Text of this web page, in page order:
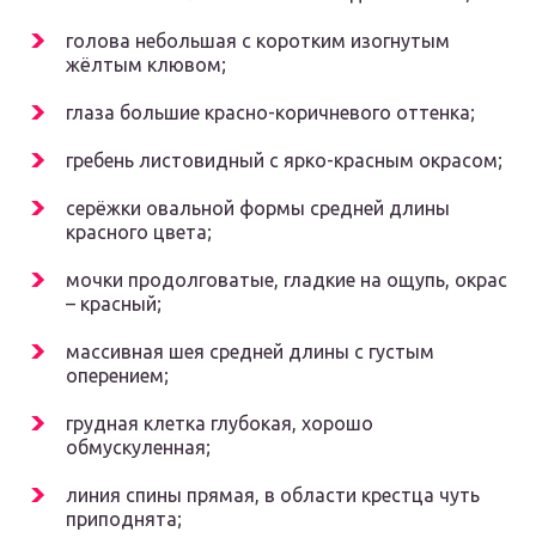
голова небольшая с коротким изогнутым
жёлтым клювом;
глаза большие красно-коричневого оттенка;
гребень листовидный с ярко-красным окрасом;
серёжки овальной формы средней длины
красного цвета;
мочки продолговатые, гладкие на ощупь, окрас
– красный;
массивная шея средней длины с густым
оперением;
грудная клетка глубокая, хорошо
обмускуленная;
линия спины прямая, в области крестца чуть
приподнята;